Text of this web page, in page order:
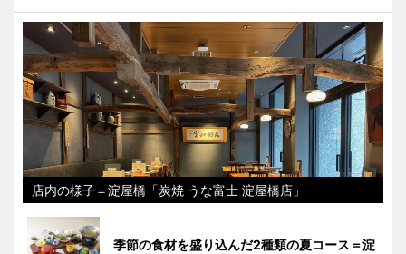
店内の様子＝淀屋橋「炭焼 うな富士 淀屋橋店」
季節の食材を盛り込んだ2種類の夏コース＝淀